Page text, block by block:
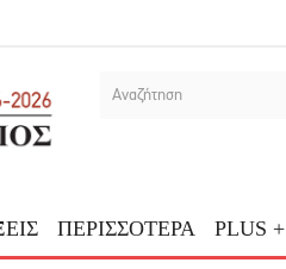
ΠΕΡΙΣΣΟΤΕΡΑ PLUS +